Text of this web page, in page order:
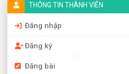
THÔNG TIN THÀNH VIÊN
Đăng nhập
Đăng ký
Đăng bài